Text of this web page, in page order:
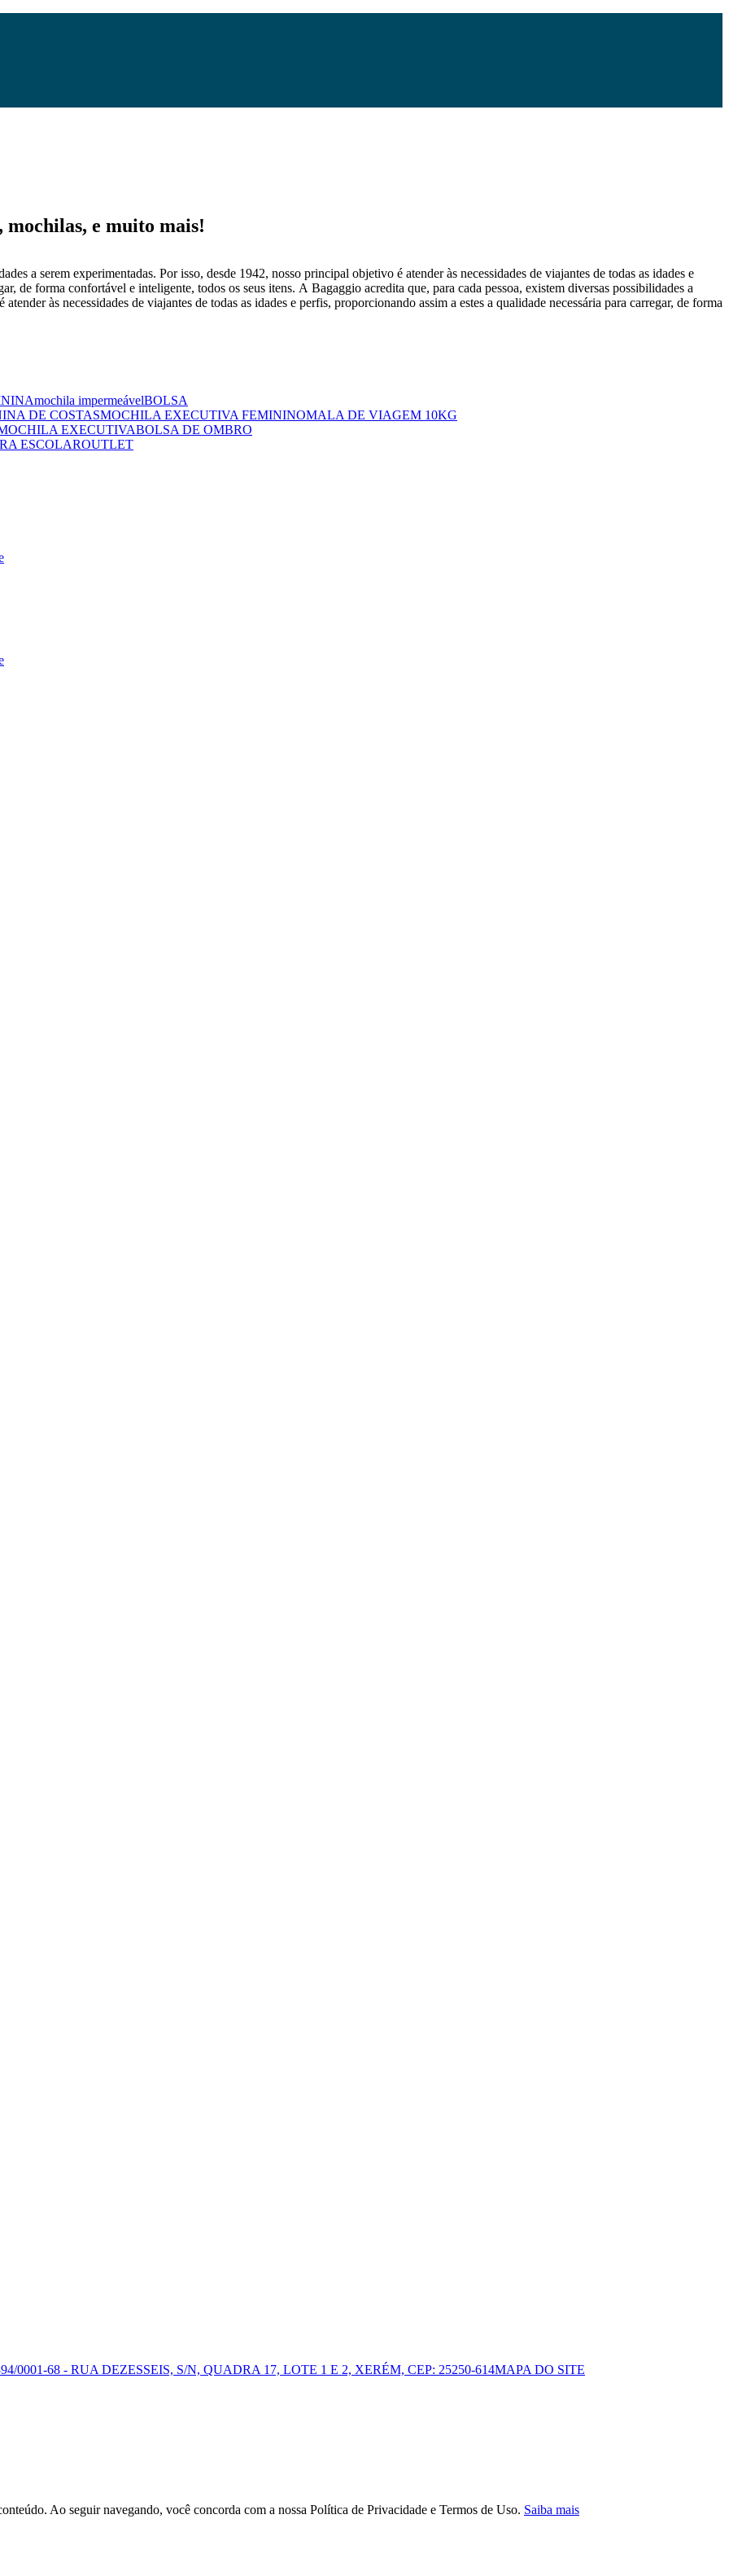
e muito mais!
a serem experimentadas. Por isso, desde 1942, nosso principal objetivo é atender às necessidades de viajantes de todas as idades e
de forma confortável e inteligente, todos os seus itens. A Bagaggio acredita que, para cada pessoa, existem diversas possibilidades a
às necessidades de viajantes de todas as idades e perfis, proporcionando assim a estes a qualidade necessária para carregar, de forma
mochila impermeávelBOLSA
DE COSTASMOCHILA EXECUTIVA FEMININOMALA DE VIAGEM 10KG
EXECUTIVABOLSA DE OMBRO
ESCOLAROUTLET
0001-68 - RUA DEZESSEIS, S/N, QUADRA 17, LOTE 1 E 2, XERÉM, CEP: 25250-614MAPA DO SITE
Ao seguir navegando, você concorda com a nossa Política de Privacidade e Termos de Uso. Saiba mais